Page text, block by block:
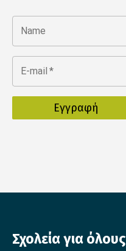
Name
E-mail *
Σχολεία για όλους